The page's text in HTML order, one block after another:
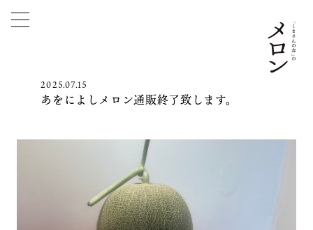
2025.07.15
あをによしメロン通販終了致します。